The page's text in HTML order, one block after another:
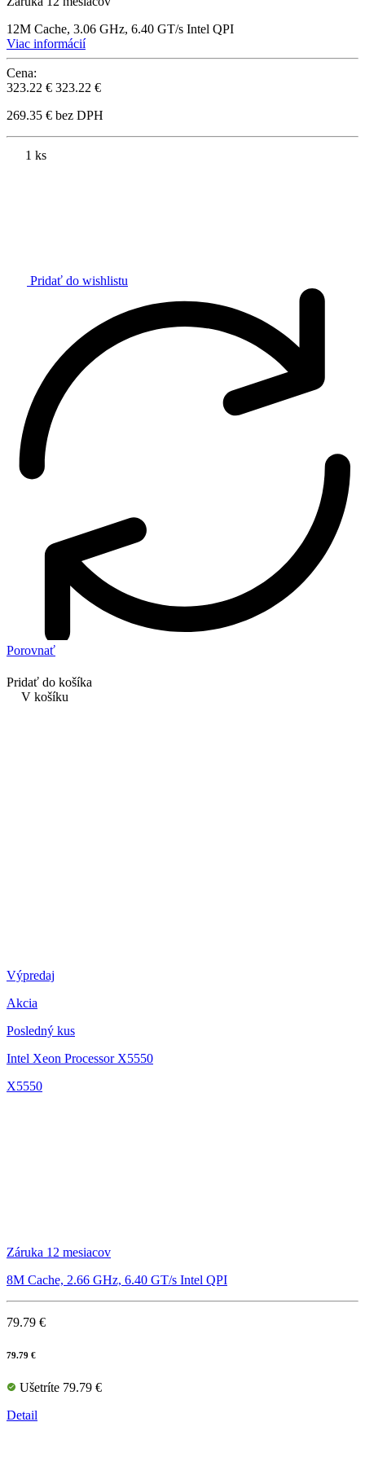
12M Cache, 3.06 GHz, 6.40 GT/s Intel QPI
Viac informácií
Cena:
323.22 € 323.22 €
269.35 € bez DPH
1 ks
Pridať do wishlistu
Porovnať
Pridať do košíka
V košíku
Výpredaj
Akcia
Posledný kus
Intel Xeon Processor X5550
X5550
Záruka 12 mesiacov
8M Cache, 2.66 GHz, 6.40 GT/s Intel QPI
79.79 €
79.79 €
Ušetríte 79.79 €
Detail